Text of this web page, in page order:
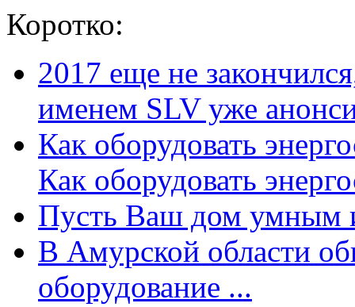
Коротко:
2017 еще не
именем SLV уже
Как оборудовать
Как оборудовать
Пусть Ваш дом умным
В Амурской области
оборудование ...